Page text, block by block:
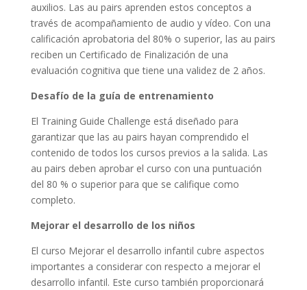
auxilios. Las au pairs aprenden estos conceptos a
través de acompañamiento de audio y vídeo. Con una
calificación aprobatoria del 80% o superior, las au pairs
reciben un Certificado de Finalización de una
evaluación cognitiva que tiene una validez de 2 años.
Desafío de la guía de entrenamiento
El Training Guide Challenge está diseñado para
garantizar que las au pairs hayan comprendido el
contenido de todos los cursos previos a la salida. Las
au pairs deben aprobar el curso con una puntuación
del 80 % o superior para que se califique como
completo.
Mejorar el desarrollo de los niños
El curso Mejorar el desarrollo infantil cubre aspectos
importantes a considerar con respecto a mejorar el
desarrollo infantil. Este curso también proporcionará